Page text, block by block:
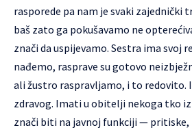
rasporede pa nam je svaki zajednički
baš zato ga pokušavamo ne
znači da uspijevamo. Sestra ima svoj
nađemo, rasprave su gotovo
ali žustro raspravljamo, i to redovito.
zdravog. Imati u obitelji nekoga tko
znači biti na javnoj funkciji — pritiske,